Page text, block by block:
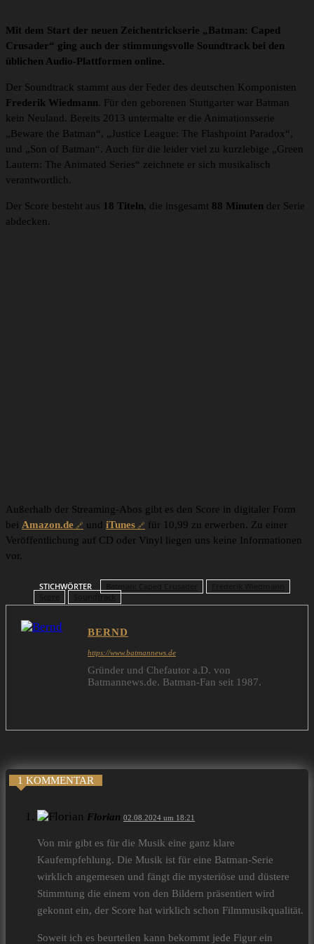
Mit dem Start der neuen Zeichentrickserie „Batman: Caped
Crusader“ ging auch der stimmungsvolle Soundtrack bei den
üblichen Audio-Plattformen online.
Der Soundtrack stammt aus der Feder des deutschen Komponisten
Frederik Wiedmann. Für den geborenen Stuttgarter war Batman
kein Neuland. Bereits 2013 untermalte er die Animationsserie
„Beware the Batman“, „Justice League: The Flashpoint Paradox“,
und „Son of Batman“. Auch für die leider viel zu kurzlebige „Green
Lautern: The Animated Series“ zeichnete er sich musikalisch
verantwortlich.
Der Score besteht aus 18 Titeln, die insgesamt 88 Minuten der Serie
abdecken.
Außerhalb der Streaming-Abos gibt es den Score in digitaler Form
bei Amazon.de und iTunes
für 10,99 zu erwerben. Zu einer
Veröffentlichung auf CD oder Vinyl liegen uns keine Informationen
vor.
STICHWÖRTER
Soundtrack
BERND
https://www.batmannews.de
Gründer und Chefautor a.D. von
Batmannews.de. Batman-Fan seit 1987.
1 KOMMENTAR
Florian 02.08.2024 um 18:21
Von mir gibt es für die Musik eine ganz klare
Kaufempfehlung. Die Musik ist für eine Batman-Serie
wirklich angemesen und fängt die mysteriöse und düstere
Stimmtung die einem von den Bildern präsentiert wird
gekonnt ein, der Score hat wirklich schon Filmmusikqualität.
Soweit ich es beurteilen kann bekommt jede Figur ein